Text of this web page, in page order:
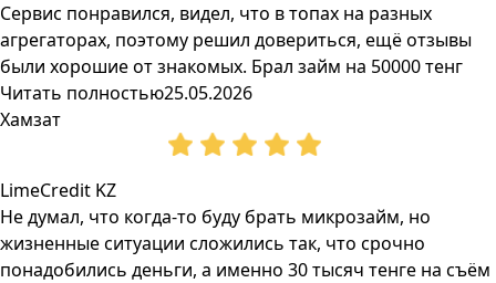
Сервис понравился, видел, что в топах на разных
агрегаторах, поэтому решил довериться, ещё отзывы
были хорошие от знакомых. Брал займ на 50000 тенг
Читать полностью25.05.2026
Хамзат
LimeCredit KZ
Не думал, что когда-то буду брать микрозайм, но
жизненные ситуации сложились так, что срочно
понадобились деньги, а именно 30 тысяч тенге на съём